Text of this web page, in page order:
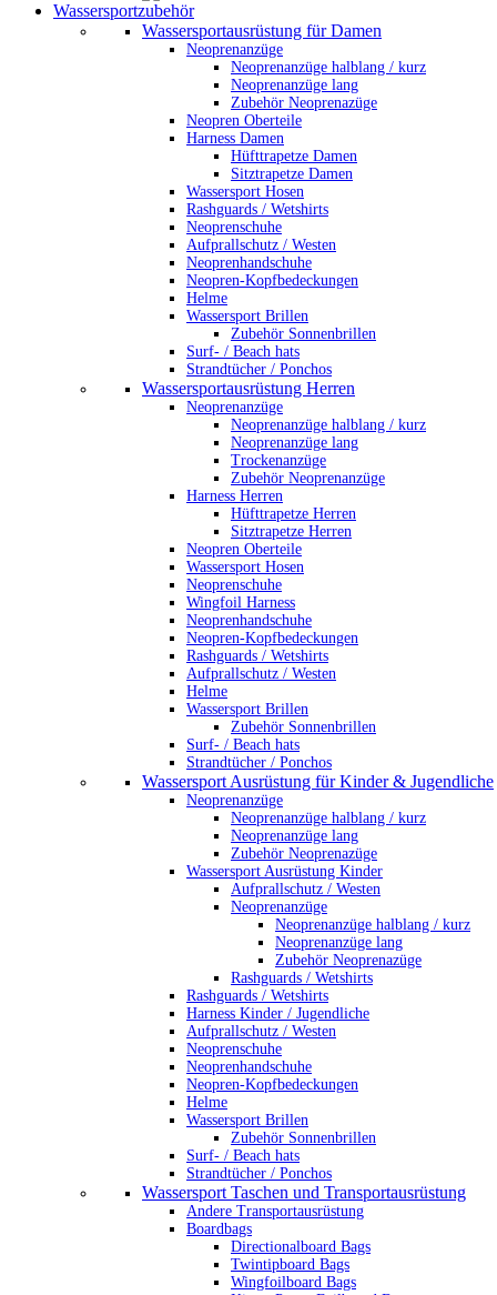
Wassersportzubehör
Wassersportausrüstung für Damen
Neoprenanzüge
Neoprenanzüge halblang / kurz
Neoprenanzüge lang
Zubehör Neoprenazüge
Neopren Oberteile
Harness Damen
Hüfttrapetze Damen
Sitztrapetze Damen
Wassersport Hosen
Rashguards / Wetshirts
Neoprenschuhe
Aufprallschutz / Westen
Neoprenhandschuhe
Neopren-Kopfbedeckungen
Helme
Wassersport Brillen
Zubehör Sonnenbrillen
Surf- / Beach hats
Strandtücher / Ponchos
Wassersportausrüstung Herren
Neoprenanzüge
Neoprenanzüge halblang / kurz
Neoprenanzüge lang
Trockenanzüge
Zubehör Neoprenanzüge
Harness Herren
Hüfttrapetze Herren
Sitztrapetze Herren
Neopren Oberteile
Wassersport Hosen
Neoprenschuhe
Wingfoil Harness
Neoprenhandschuhe
Neopren-Kopfbedeckungen
Rashguards / Wetshirts
Aufprallschutz / Westen
Helme
Wassersport Brillen
Zubehör Sonnenbrillen
Surf- / Beach hats
Strandtücher / Ponchos
Wassersport Ausrüstung für Kinder & Jugendliche
Neoprenanzüge
Neoprenanzüge halblang / kurz
Neoprenanzüge lang
Zubehör Neoprenazüge
Wassersport Ausrüstung Kinder
Aufprallschutz / Westen
Neoprenanzüge
Neoprenanzüge halblang / kurz
Neoprenanzüge lang
Zubehör Neoprenazüge
Rashguards / Wetshirts
Rashguards / Wetshirts
Harness Kinder / Jugendliche
Aufprallschutz / Westen
Neoprenschuhe
Neoprenhandschuhe
Neopren-Kopfbedeckungen
Helme
Wassersport Brillen
Zubehör Sonnenbrillen
Surf- / Beach hats
Strandtücher / Ponchos
Wassersport Taschen und Transportausrüstung
Andere Transportausrüstung
Boardbags
Directionalboard Bags
Twintipboard Bags
Wingfoilboard Bags